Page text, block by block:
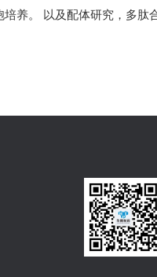
养。 以及配体研究，多